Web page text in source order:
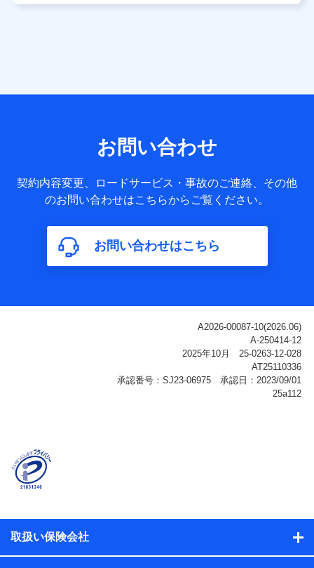
用します。
サービス提供等を通じて取得した、以下の情報などの個人デ
基本情報
氏名、電話番号、メールアドレス、お客さまの識別子、
属性、連絡先、dポイントサービスのご利用に関する情
構成、住所、dポイント残高、dポイント利用履歴などが
含まれます。
利用情報
ご契約状態・ご利用履歴インターネット利用時の行動に
関する情報、アプリケーション利用時の行動に関する情
報、購入されたサービスや商品の名称・購入場所・決済
に関する情報、アンケートの回答に関する情報などが含
名、住所、生年月日、性別、保険契約者と被保険者の関
係、保険加入の目的、保険商品の内容、保険料、保険料
のお支払方法、車のメーカーや走行距離などの情報、建
ル内容や送信履歴の情報及び保険の更改案内等を提供し
お問い合わせ
契約内容変更、ロードサービス・事故のご連絡、その他
のお問い合わせはこちらからご覧ください。
お問い合わせはこちら
取扱い保険会社